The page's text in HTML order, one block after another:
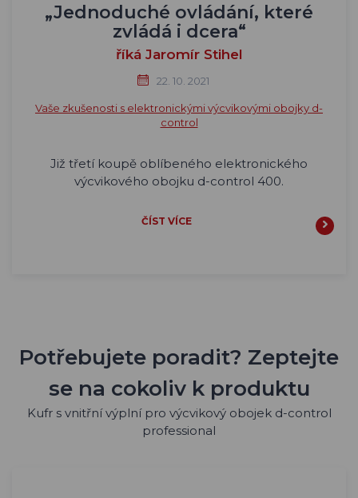
„Jednoduché ovládání, které
zvládá i dcera“
říká Jaromír Stihel
22. 10. 2021
Vaše zkušenosti s elektronickými výcvikovými obojky d-
control
Již třetí koupě oblíbeného elektronického
výcvikového obojku d-control 400.
ČÍST VÍCE
Potřebujete poradit? Zeptejte
se na cokoliv k produktu
Kufr s vnitřní výplní pro výcvikový obojek d-control
professional